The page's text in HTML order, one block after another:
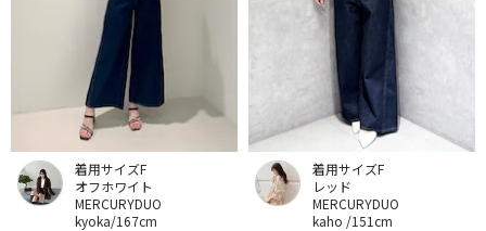
着用サイズF
オフホワイト
MERCURYDUO
kyoka/167cm
着用サイズF
レッド
MERCURYDUO
kaho /151cm